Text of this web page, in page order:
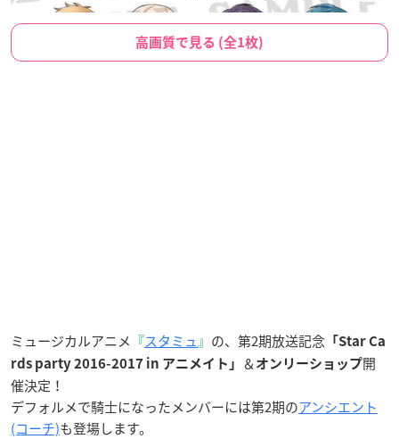
高画質で見る (全1枚)
ミュージカルアニメ 『スタミュ』 の、第2期放送記念 「Star Ca
rds party 2016-2017 in アニメイト」
＆ オンリーショップ開
催決定！
デフォルメで騎士になったメンバーには第2期のアンシエント
(コーチ)も登場します。